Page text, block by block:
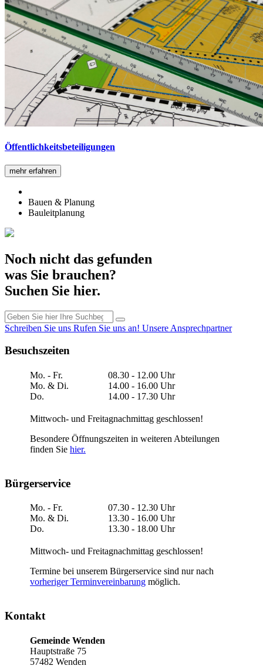
Öffentlichkeitsbeteiligungen
mehr erfahren
Bauen & Planung
Bauleitplanung
Noch nicht das gefunden
was Sie brauchen?
Suchen Sie hier.
Schreiben Sie uns Rufen Sie uns an! Unsere Ansprechpartner
Besuchszeiten
Mo. - Fr.
Mo. & Di.
Do.
08.30 - 12.00 Uhr
14.00 - 16.00 Uhr
14.00 - 17.30 Uhr
Mittwoch- und Freitagnachmittag geschlossen!
Besondere Öffnungszeiten in weiteren Abteilungen
finden Sie hier.
Bürgerservice
Mo. - Fr.
Mo. & Di.
Do.
07.30 - 12.30 Uhr
13.30 - 16.00 Uhr
13.30 - 18.00 Uhr
Mittwoch- und Freitagnachmittag geschlossen!
Termine bei unserem Bürgerservice sind nur nach
vorheriger Terminvereinbarung möglich.
Kontakt
Gemeinde Wenden
Hauptstraße 75
57482 Wenden